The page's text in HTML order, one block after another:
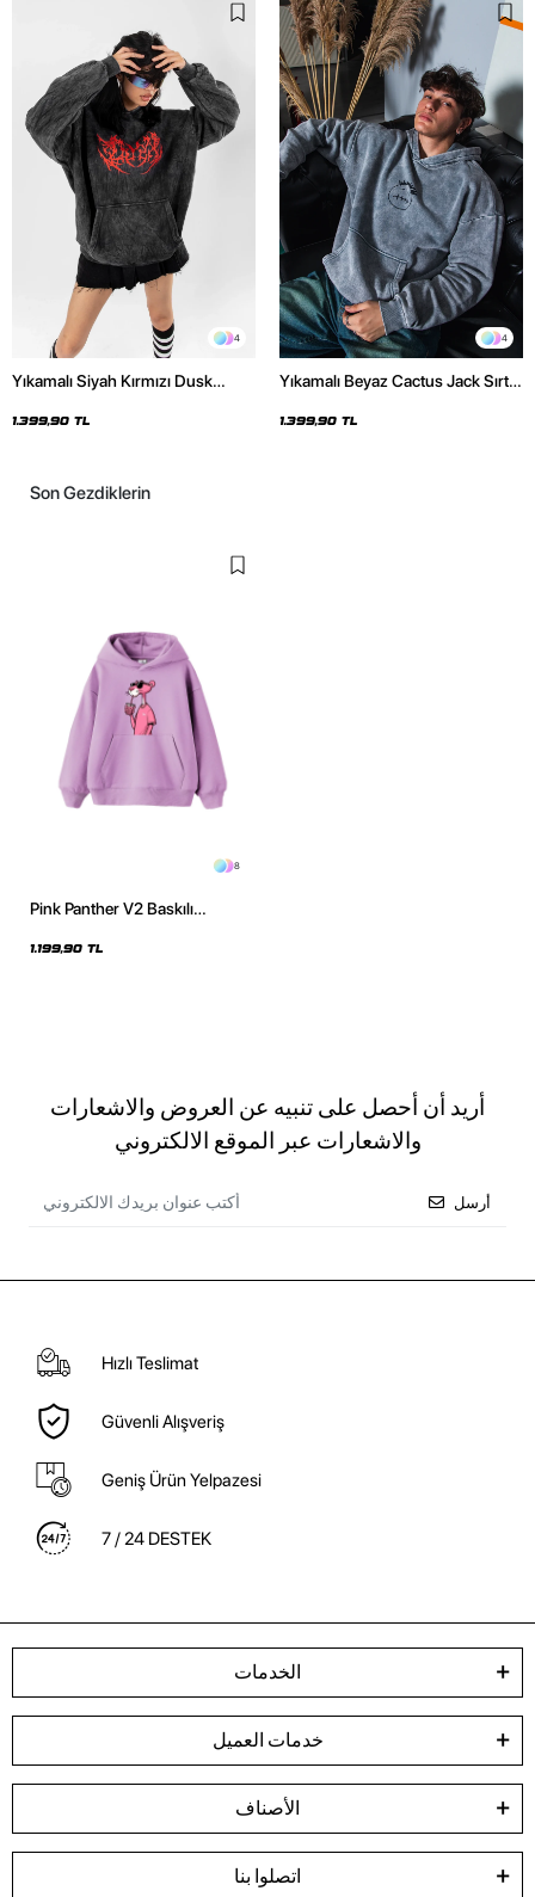
4
Yıkamalı Siyah Kırmızı Dusk
1.399,90 TL
4
Yıkamalı Beyaz Cactus Jack Sırt
1.399,90 TL
Son Gezdiklerin
8
Pink Panther V2 Baskılı
1.199,90 TL
أريد أن أحصل على تنبيه عن العروض والاشعارات
والاشعارات عبر الموقع الالكتروني
أرسل
Hızlı Teslimat
Güvenli Alışveriş
Geniş Ürün Yelpazesi
7 / 24 DESTEK
الخدمات
خدمات العميل
الأصناف
اتصلوا بنا